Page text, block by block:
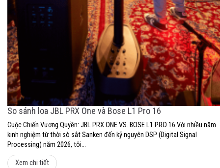
So sánh loa JBL PRX One và Bose L1 Pro 16
Cuộc Chiến Vương Quyền: JBL PRX ONE VS. BOSE L1 PRO 16 Với nhiều năm
kinh nghiệm từ thời sò sắt Sanken đến kỷ nguyên DSP (Digital Signal
Processing) năm 2026, tôi...
Xem chi tiết